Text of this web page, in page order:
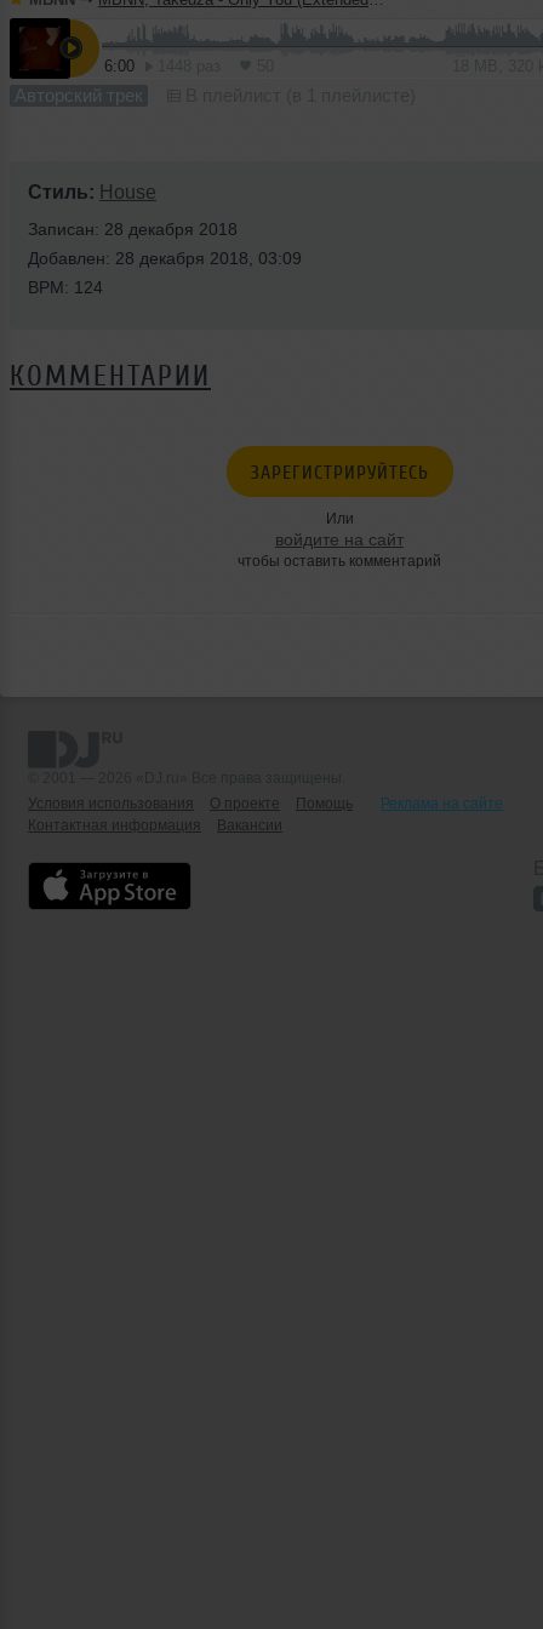
6:00
Авторский трек
Стиль: House
Записан: 28 декабря 2018
Добавлен: 28 декабря 2018, 03:09
BPM: 124
КОММЕНТАРИИ
ЗАРЕГИСТРИРУЙТЕСЬ
Или
войдите на сайт
чтобы оставить комментарий
Условия использования
О проекте Помощь
Реклама на сайте
Контактная информация
Вакансии